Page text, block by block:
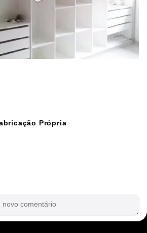
Própria